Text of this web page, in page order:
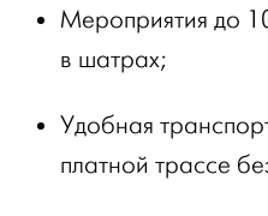
Мероприятия до
в шатрах;
Удобная
платной трассе